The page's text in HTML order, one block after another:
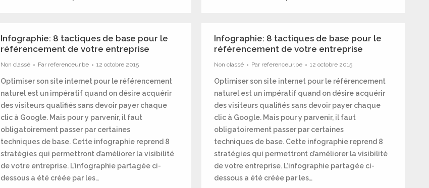
Infographie: 8 tactiques de base pour le
référencement de votre entreprise
Non classé Par referenceur.be 12 octobre 2015
Optimiser son site internet pour le référencement
naturel est un impératif quand on désire acquérir
des visiteurs qualifiés sans devoir payer chaque
clic à Google. Mais pour y parvenir, il faut
obligatoirement passer par certaines
techniques de base. Cette infographie reprend 8
stratégies qui permettront d’améliorer la visibilité
de votre entreprise. L’infographie partagée ci-
dessous a été créée par les…
Infographie: 8 tactiques de base pour le
référencement de votre entreprise
Non classé Par referenceur.be 12 octobre 2015
Optimiser son site internet pour le référencement
naturel est un impératif quand on désire acquérir
des visiteurs qualifiés sans devoir payer chaque
clic à Google. Mais pour y parvenir, il faut
obligatoirement passer par certaines
techniques de base. Cette infographie reprend 8
stratégies qui permettront d’améliorer la visibilité
de votre entreprise. L’infographie partagée ci-
dessous a été créée par les…